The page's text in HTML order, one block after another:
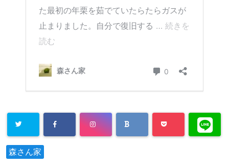
森さん家